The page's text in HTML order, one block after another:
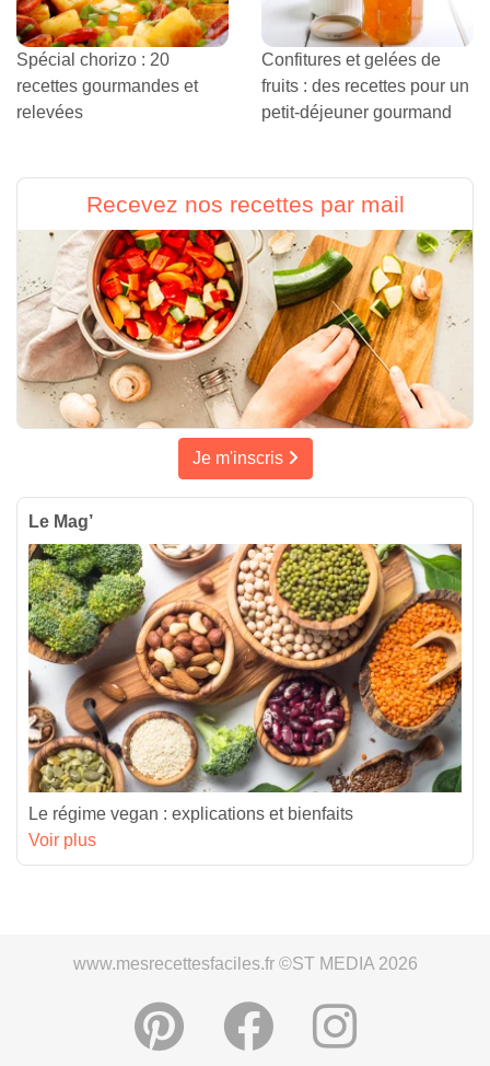
Spécial chorizo : 20
recettes gourmandes et
relevées
Confitures et gelées de
fruits : des recettes pour un
petit-déjeuner gourmand
Recevez nos recettes par mail
Je m'inscris
Le Mag’
Le régime vegan : explications et bienfaits
Voir plus
www.mesrecettesfaciles.fr ©ST MEDIA 2026